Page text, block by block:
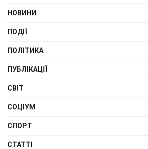
НОВИНИ
ПОДІЇ
ПОЛІТИКА
ПУБЛІКАЦІЇ
СВІТ
СОЦІУМ
СПОРТ
СТАТТІ